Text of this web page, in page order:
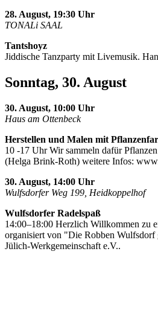
28. August, 19:30 Uhr
TONALi SAAL
Tantshoyz
Jiddische Tanzparty mit Livemusik.
Sonntag, 30. August
30. August, 10:00 Uhr
Haus am Ottenbeck
Herstellen und Malen mit
10 -17 Uhr Wir sammeln dafür
(Helga Brink-Roth) weitere Infos:
30. August, 14:00 Uhr
Wulfsdorfer Weg 199, Heidkoppelhof
Wulfsdorfer Radelspaß
14:00–18:00 Herzlich Willkommen zu
organisiert von "Die Robben
Jülich-Werkgemeinschaft e.V..